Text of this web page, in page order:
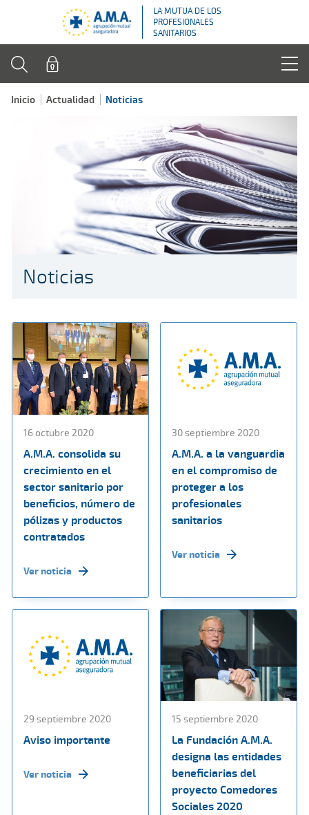
LA MUTUA DE LOS
PROFESIONALES
SANITARIOS
Inicio Actualidad Noticias
Noticias
16 octubre 2020
A.M.A. consolida su
crecimiento en el
sector sanitario por
beneficios, número de
pólizas y productos
contratados
Ver noticia
30 septiembre 2020
A.M.A. a la vanguardia
en el compromiso de
proteger a los
profesionales
sanitarios
Ver noticia
29 septiembre 2020
Aviso importante
Ver noticia
15 septiembre 2020
La Fundación A.M.A.
designa las entidades
beneficiarias del
proyecto Comedores
Sociales 2020